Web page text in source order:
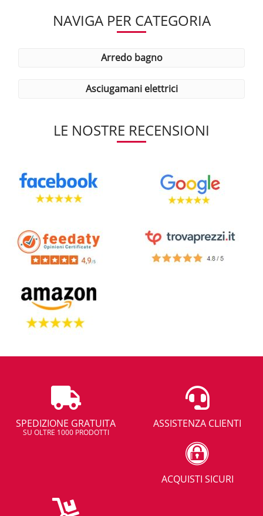
NAVIGA PER CATEGORIA
arredo bagno
asciugamani elettrici
LE NOSTRE RECENSIONI
SPEDIZIONE GRATUITA
SU OLTRE 1000 PRODOTTI
ASSISTENZA CLIENTI
ACQUISTI SICURI